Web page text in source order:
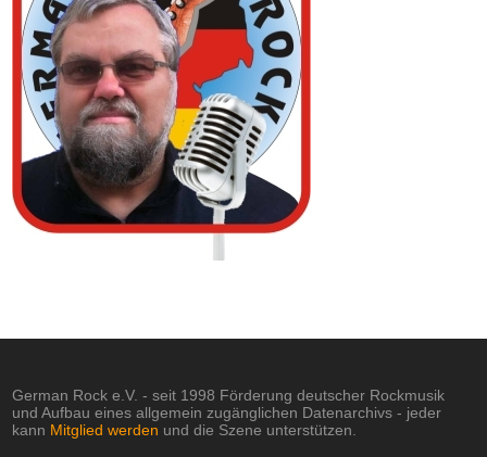
German Rock e.V. - seit 1998 Förderung deutscher Rockmusik
und Aufbau eines allgemein zugänglichen Datenarchivs - jeder
kann Mitglied werden und die Szene unterstützen.